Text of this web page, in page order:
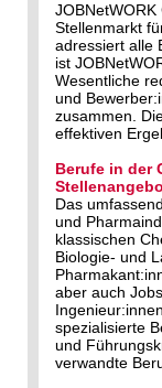
Stellenmarkt
adressiert alle
ist
Wesentliche
und
zusammen.
effektiven
Berufe in der
Das
und
klassischen
Biologie- und
aber auch
spezialisierte
und
verwandte